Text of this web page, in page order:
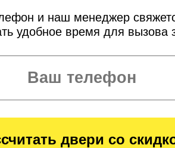
и наш менеджер
удобное время для вызова
двери со